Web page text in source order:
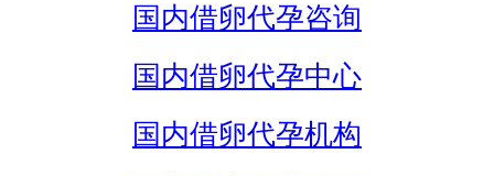
国内借卵代孕咨询
国内借卵代孕中心
国内借卵代孕机构